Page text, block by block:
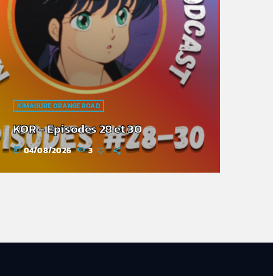
KIMAGURE ORANGE ROAD
KOR – Episodes 28 et 30
today 04/08/2026 3